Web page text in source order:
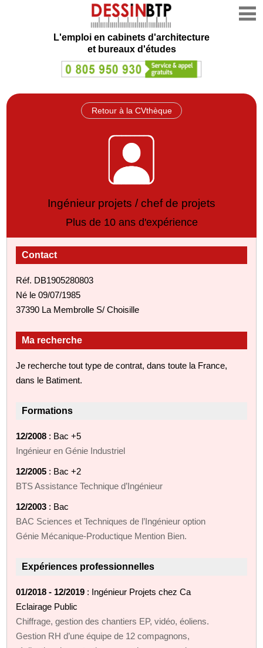
L'emploi en cabinets d'architecture
et bureaux d'études
Retour à la CVthèque
Ingénieur projets / chef de projets
Plus de 10 ans d'expérience
Contact
Réf. DB1905280803
Né le 09/07/1985
37390 La Membrolle S/ Choisille
Ma recherche
Je recherche tout type de contrat, dans toute la France,
dans le Batiment.
Formations
12/2008 : Bac +5
Ingénieur en Génie Industriel
12/2005 : Bac +2
BTS Assistance Technique d’Ingénieur
12/2003 : Bac
BAC Sciences et Techniques de l’Ingénieur option
Génie Mécanique-Productique Mention Bien.
Expériences professionnelles
01/2018 - 12/2019 : Ingénieur Projets chez Ca
Eclairage Public
Chiffrage, gestion des chantiers EP, vidéo, éoliens.
Gestion RH d’une équipe de 12 compagnons,